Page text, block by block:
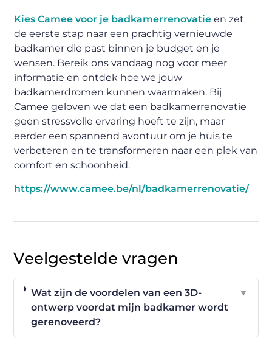
Kies Camee voor je badkamerrenovatie en zet
de eerste stap naar een prachtig vernieuwde
badkamer die past binnen je budget en je
wensen. Bereik ons vandaag nog voor meer
informatie en ontdek hoe we jouw
badkamerdromen kunnen waarmaken. Bij
Camee geloven we dat een badkamerrenovatie
geen stressvolle ervaring hoeft te zijn, maar
eerder een spannend avontuur om je huis te
verbeteren en te transformeren naar een plek van
comfort en schoonheid.
https://www.camee.be/nl/badkamerrenovatie/
Veelgestelde vragen
Wat zijn de voordelen van een 3D-
ontwerp voordat mijn badkamer wordt
gerenoveerd?
▼